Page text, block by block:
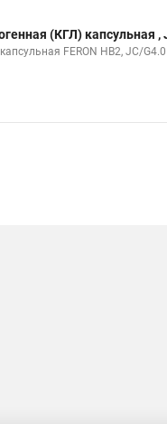
(КГЛ) капсульная ,
FERON HB2, JC/